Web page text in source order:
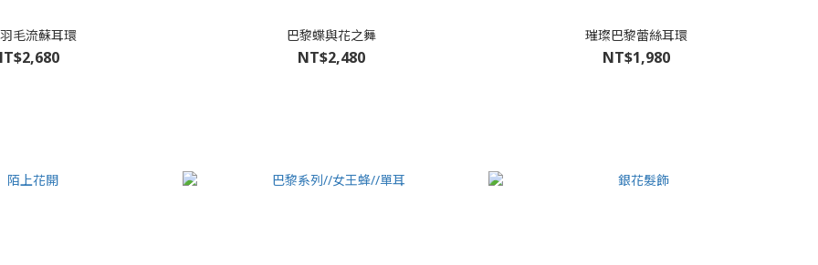
毛流蘇耳環 巴黎蝶與花之舞
NT$2,480
璀璨巴黎蕾絲耳環
NT$1,980